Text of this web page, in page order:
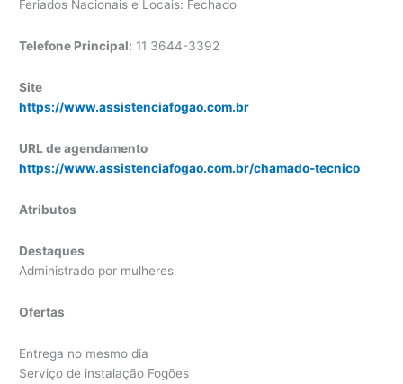
Feriados Nacionais e Locais: Fechado
Telefone Principal: 11 3644-3392
Site
https://www.assistenciafogao.com.br
URL de agendamento
https://www.assistenciafogao.com.br/chamado-tecnico
Atributos
Destaques
Administrado por mulheres
Ofertas
Entrega no mesmo dia
Serviço de instalação Fogões